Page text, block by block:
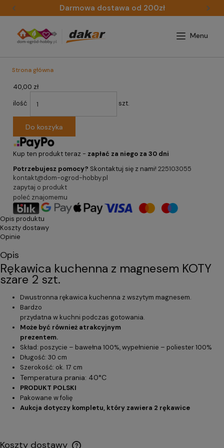
Darmowa dostawa od 200zł
Strona główna
40,00 zł
ilość
szt.
Do koszyka
Kup ten produkt teraz - zapłać za niego za 30 dni
Potrzebujesz pomocy? Skontaktuj się z nami! 225103055
kontakt@dom-ogrod-hobby.pl
zapytaj o produkt
poleć znajomemu
Opis produktu
Koszty dostawy
Opinie
Opis
Rękawica kuchenna z magnesem KOTY
szare 2 szt.
Dwustronna rękawica kuchenna z wszytym magnesem.
Bardzo
przydatna w kuchni podczas gotowania.
Może być również atrakcyjnym
prezentem.
Skład: poszycie – bawełna 100%, wypełnienie – poliester 100%
Długość: 30 cm
Szerokość: ok. 17 cm
Temperatura prania: 40°C
PRODUKT POLSKI
Pakowane w folię
Aukcja dotyczy kompletu, który zawiera 2 rękawice
Koszty dostawy